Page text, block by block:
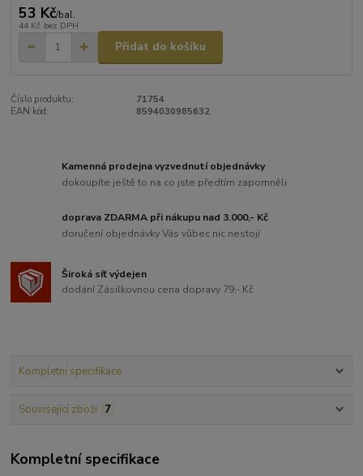
53 Kč/bal.
44 Kč bez DPH
Přidat do košíku
Číslo produktu:
71754
EAN kód:
8594030985632
Kamenná prodejna vyzvednutí objednávky
dokoupíte ještě to na co jste předtím zapomněli
doprava ZDARMA při nákupu nad 3.000,- Kč
doručení objednávky Vás vůbec nic nestojí
Široká síť výdejen
dodání Zásilkovnou cena dopravy 79,- Kč
Kompletní specifikace
Související zboží 7
Kompletní specifikace